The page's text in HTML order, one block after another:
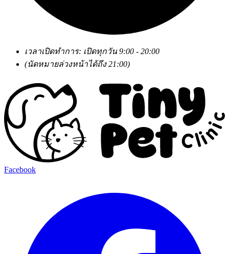
เวลาเปิดทำการ: เปิดทุกวัน 9:00 - 20:00
(นัดหมายล่วงหน้าได้ถึง 21:00)
Facebook